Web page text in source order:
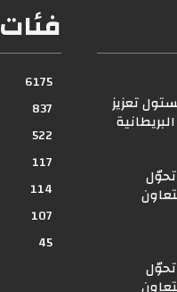
فئات
6175
837
522
117
114
107
45
تعزيز